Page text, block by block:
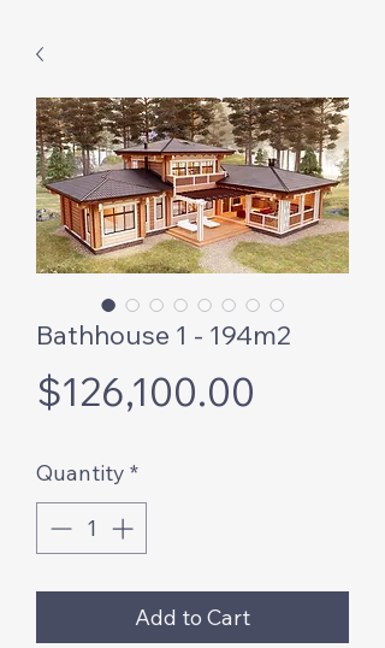
Bathhouse 1 - 194m2
$126,100.00
Quantity *
Add to Cart